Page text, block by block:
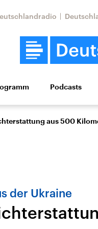
Wissen
Podcasts
aus 500
der Ukraine